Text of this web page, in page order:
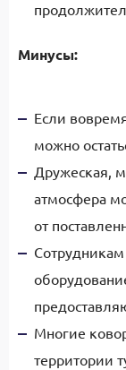
Минусы:
Если
можно
Дружеская,
атмосфера
от
Сотрудникам
Многие
территории